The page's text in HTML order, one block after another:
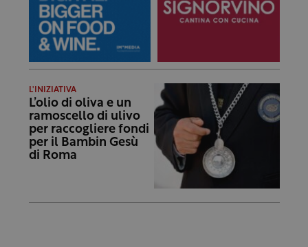
L'INIZIATIVA
L’olio di oliva e un
ramoscello di ulivo
per raccogliere fondi
per il Bambin Gesù
di Roma